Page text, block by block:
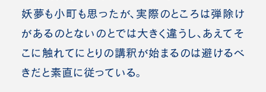
妖夢も小町も思ったが、実際のところは弾除け
があるのとないのとでは大きく違うし、あえてそ
こに触れてにとりの講釈が始まるのは避けるべ
きだと素直に従っている。